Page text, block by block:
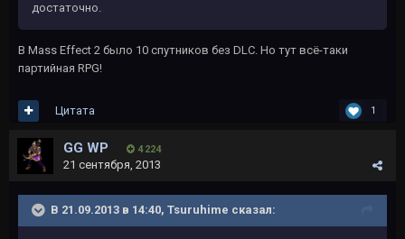
достаточно.
В Mass Effect 2 было 10 спутников без DLC. Но тут всё-таки
партийная RPG!
1
Цитата
GG WP 4 224
21 сентября, 2013
В 21.09.2013 в 14:40, Tsuruhime сказал: